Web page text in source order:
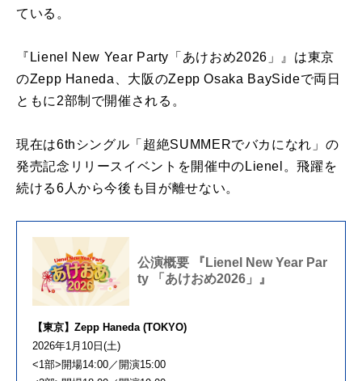
ている。
『Lienel New Year Party「あけおめ2026」』は東京
のZepp Haneda、大阪のZepp Osaka BaySideで両日
ともに2部制で開催される。
現在は6thシングル「超絶SUMMERでバカになれ」の
発売記念リリースイベントを開催中のLienel。飛躍を
続ける6人から今後も目が離せない。
公演概要 『Lienel New Year Par
ty 「あけおめ2026」』
【東京】Zepp Haneda (TOKYO)
2026年1⽉10⽇(土)
<1部>開場14:00／開演15:00